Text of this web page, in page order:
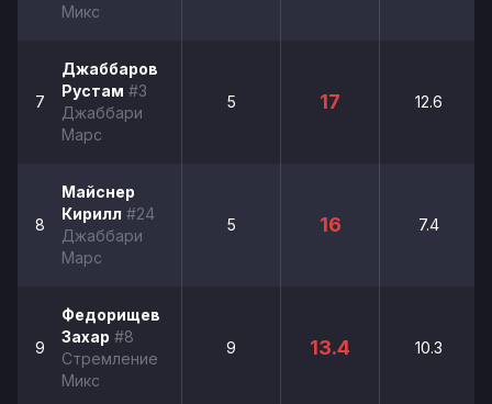
Микс
7
Джаббаров
Рустам #3
Джаббари
Марс
5 17 12.6
8
Майснер
Кирилл #24
Джаббари
Марс
5 16 7.4
9
Федорищев
Захар #8
Стремление
Микс
9 13.4 10.3